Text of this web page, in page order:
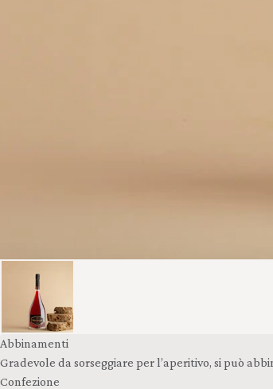
Abbinamenti
Gradevole da sorseggiare per l’aperitivo, si può
Confezione